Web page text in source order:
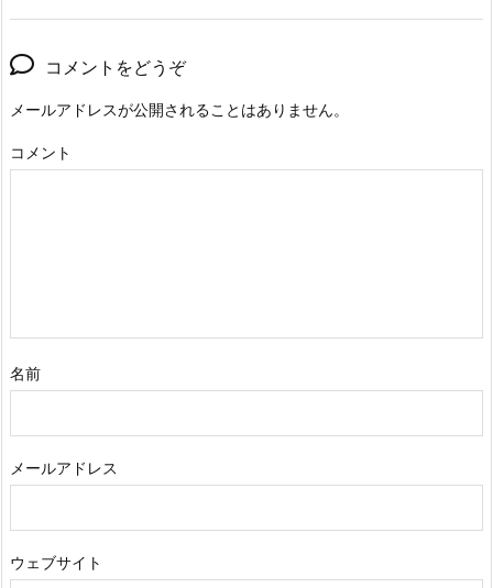
コメントをどうぞ
メールアドレスが公開されることはありません。
コメント
名前
メールアドレス
ウェブサイト